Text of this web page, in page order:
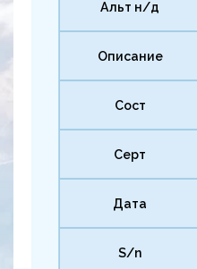
Альт н/д
Описание
Сост
Серт
Дата
S/n